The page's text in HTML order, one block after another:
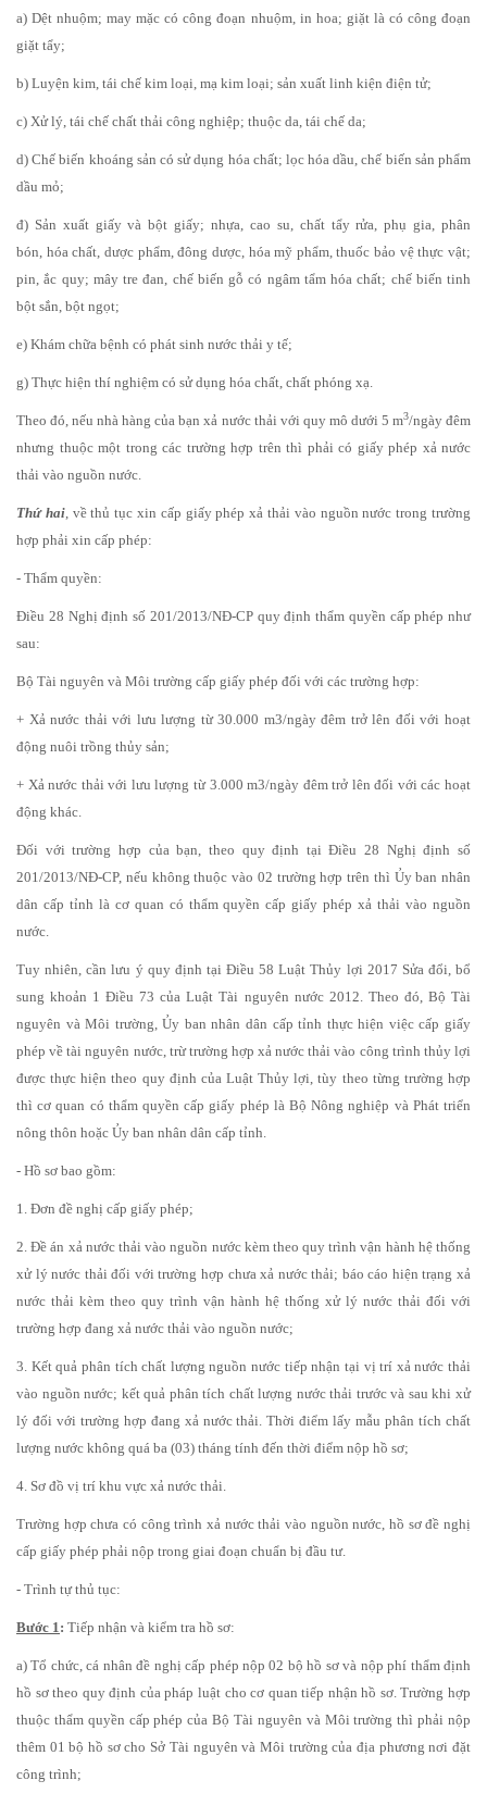
a) Dệt nhuộm; may mặc có công đoạn nhuộm, in hoa; giặt là có công đoạn
giặt tẩy;
b) Luyện kim, tái chế kim loại, mạ kim loại; sản xuất linh kiện điện tử;
c) Xử lý, tái chế chất thải công nghiệp; thuộc da, tái chế da;
d) Chế biến khoáng sản có sử dụng hóa chất; lọc hóa dầu, chế biến sản phẩm
dầu mỏ;
đ) Sản xuất giấy và bột giấy; nhựa, cao su, chất tẩy rửa, phụ gia, phân
bón, hóa chất, dược phẩm, đông dược, hóa mỹ phẩm, thuốc bảo vệ thực vật;
pin, ắc quy; mây tre đan, chế biến gỗ có ngâm tẩm hóa chất; chế biến tinh
bột sắn, bột ngọt;
e) Khám chữa bệnh có phát sinh nước thải y tế;
g) Thực hiện thí nghiệm có sử dụng hóa chất, chất phóng xạ.
Theo đó, nếu nhà hàng của bạn xả nước thải với quy mô dưới 5 m3/ngày đêm
nhưng thuộc một trong các trường hợp trên thì phải có giấy phép xả nước
thải vào nguồn nước.
Thứ hai, về thủ tục xin cấp giấy phép xả thải vào nguồn nước trong trường
hợp phải xin cấp phép:
- Thẩm quyền:
Điều 28 Nghị định số 201/2013/NĐ-CP quy định thẩm quyền cấp phép như
sau:
Bộ Tài nguyên và Môi trường cấp giấy phép đối với các trường hợp:
+ Xả nước thải với lưu lượng từ 30.000 m3/ngày đêm trở lên đối với hoạt
động nuôi trồng thủy sản;
+ Xả nước thải với lưu lượng từ 3.000 m3/ngày đêm trở lên đối với các hoạt
động khác.
Đối với trường hợp của bạn, theo quy định tại Điều 28 Nghị định số
201/2013/NĐ-CP, nếu không thuộc vào 02 trường hợp trên thì Ủy ban nhân
dân cấp tỉnh là cơ quan có thẩm quyền cấp giấy phép xả thải vào nguồn
nước.
Tuy nhiên, cần lưu ý quy định tại Điều 58 Luật Thủy lợi 2017 Sửa đổi, bổ
sung khoản 1 Điều 73 của Luật Tài nguyên nước 2012. Theo đó, Bộ Tài
nguyên và Môi trường, Ủy ban nhân dân cấp tỉnh thực hiện việc cấp giấy
phép về tài nguyên nước, trừ trường hợp xả nước thải vào công trình thủy lợi
được thực hiện theo quy định của Luật Thủy lợi, tùy theo từng trường hợp
thì cơ quan có thẩm quyền cấp giấy phép là Bộ Nông nghiệp và Phát triển
nông thôn hoặc Ủy ban nhân dân cấp tỉnh.
- Hồ sơ bao gồm:
1. Đơn đề nghị cấp giấy phép;
2. Đề án xả nước thải vào nguồn nước kèm theo quy trình vận hành hệ thống
xử lý nước thải đối với trường hợp chưa xả nước thải; báo cáo hiện trạng xả
nước thải kèm theo quy trình vận hành hệ thống xử lý nước thải đối với
trường hợp đang xả nước thải vào nguồn nước;
3. Kết quả phân tích chất lượng nguồn nước tiếp nhận tại vị trí xả nước thải
vào nguồn nước; kết quả phân tích chất lượng nước thải trước và sau khi xử
lý đối với trường hợp đang xả nước thải. Thời điểm lấy mẫu phân tích chất
lượng nước không quá ba (03) tháng tính đến thời điểm nộp hồ sơ;
4. Sơ đồ vị trí khu vực xả nước thải.
Trường hợp chưa có công trình xả nước thải vào nguồn nước, hồ sơ đề nghị
cấp giấy phép phải nộp trong giai đoạn chuẩn bị đầu tư.
- Trình tự thủ tục:
Bước 1: Tiếp nhận và kiểm tra hồ sơ:
a) Tổ chức, cá nhân đề nghị cấp phép nộp 02 bộ hồ sơ và nộp phí thẩm định
hồ sơ theo quy định của pháp luật cho cơ quan tiếp nhận hồ sơ. Trường hợp
thuộc thẩm quyền cấp phép của Bộ Tài nguyên và Môi trường thì phải nộp
thêm 01 bộ hồ sơ cho Sở Tài nguyên và Môi trường của địa phương nơi đặt
công trình;